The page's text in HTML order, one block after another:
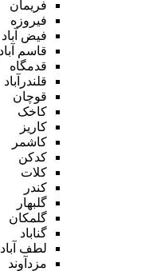
فریمان
فیروزه
فیض آباد
قاسم آباد
قدمگاه
قلندرآباد
قوچان
کاخک
کاریز
کاشمر
کدکن
کلات
کندر
گلبهار
گلمکان
گناباد
لطف آباد
مزدآوند